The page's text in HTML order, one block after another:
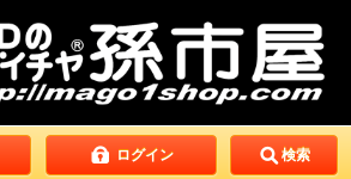
ログイン 検索